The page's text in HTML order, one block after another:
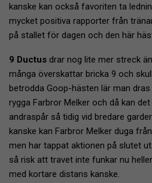
kanske kan också favoriten ta
mycket positiva rapporter från
på stallet för dagen och den här
9 Ductus drar nog lite mer streck
många överskattar bricka 9 och
betrodda Goop-hästen lär man
rygga Farbror Melker och då kan
andraspår så tidig vid bredare
kanske kan Farbror Melker duga
men har tappat aktionen på slutet
så risk att travet inte funkar nu
med kortare distans kanske.